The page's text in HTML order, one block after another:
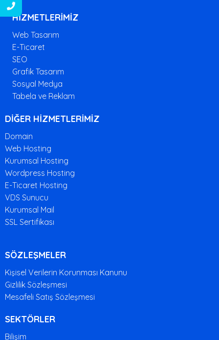
HİZMETLERİMİZ
Web Tasarım
E-Ticaret
SEO
Grafik Tasarım
Sosyal Medya
Tabela ve Reklam
DİĞER HİZMETLERİMİZ
Domain
Web Hosting
Kurumsal Hosting
Wordpress Hosting
E-Ticaret Hosting
VDS Sunucu
Kurumsal Mail
SSL Sertifikası
SÖZLEŞMELER
Kişisel Verilerin Korunması Kanunu
Gizlilik Sözleşmesi
Mesafeli Satış Sözleşmesi
SEKTÖRLER
Bilişim